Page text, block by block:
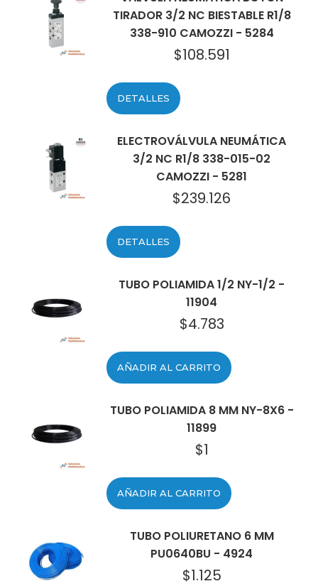
TIRADOR 3/2 NC BIESTABLE R1/8
338-910 CAMOZZI - 5284
$108.591
DETALLES
ELECTROVÁLVULA NEUMÁTICA
3/2 NC R1/8 338-015-02
CAMOZZI - 5281
$239.126
DETALLES
TUBO POLIAMIDA 1/2 NY-1/2 -
11904
$4.783
AÑADIR AL CARRITO
TUBO POLIAMIDA 8 MM NY-8X6 -
11899
$1
AÑADIR AL CARRITO
TUBO POLIURETANO 6 MM
PU0640BU - 4924
$1.125